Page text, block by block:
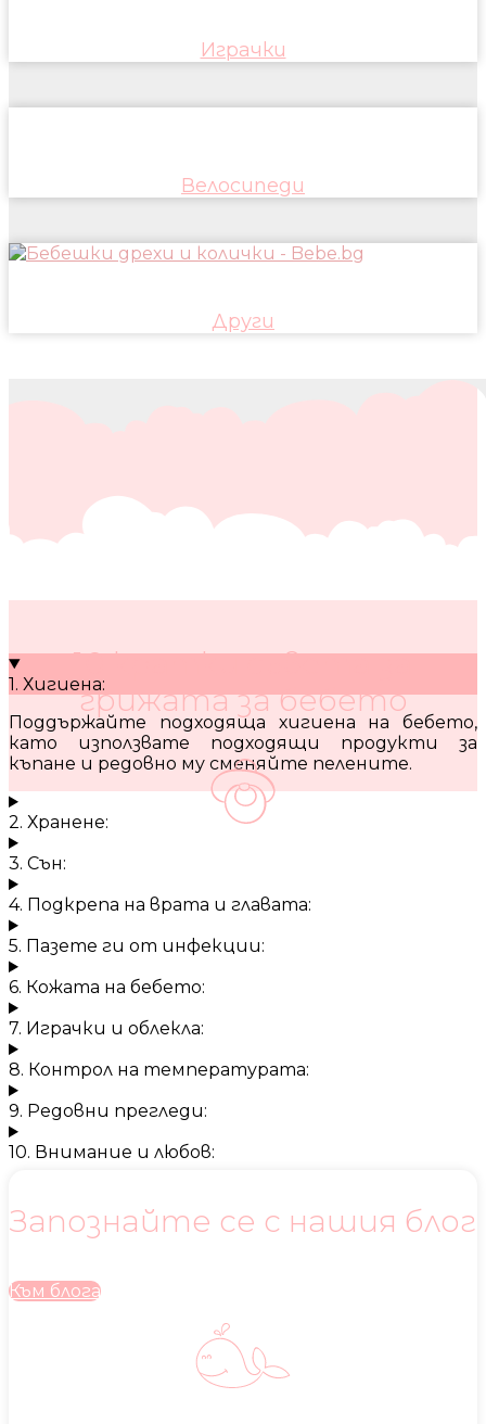
Играчки
Велосипеди
Други
10 кратки съвета за
грижата за бебето
1. Хигиена:
Поддържайте подходяща хигиена на бебето,
като използвате подходящи продукти за
къпане и редовно му сменяйте пелените.
2. Хранене:
3. Сън:
4. Подкрепа на врата и главата:
5. Пазете ги от инфекции:
6. Кожата на бебето:
7. Играчки и облекла:
8. Контрол на температурата:
9. Редовни прегледи:
10. Внимание и любов:
Запознайте се с нашия блог
Към блога